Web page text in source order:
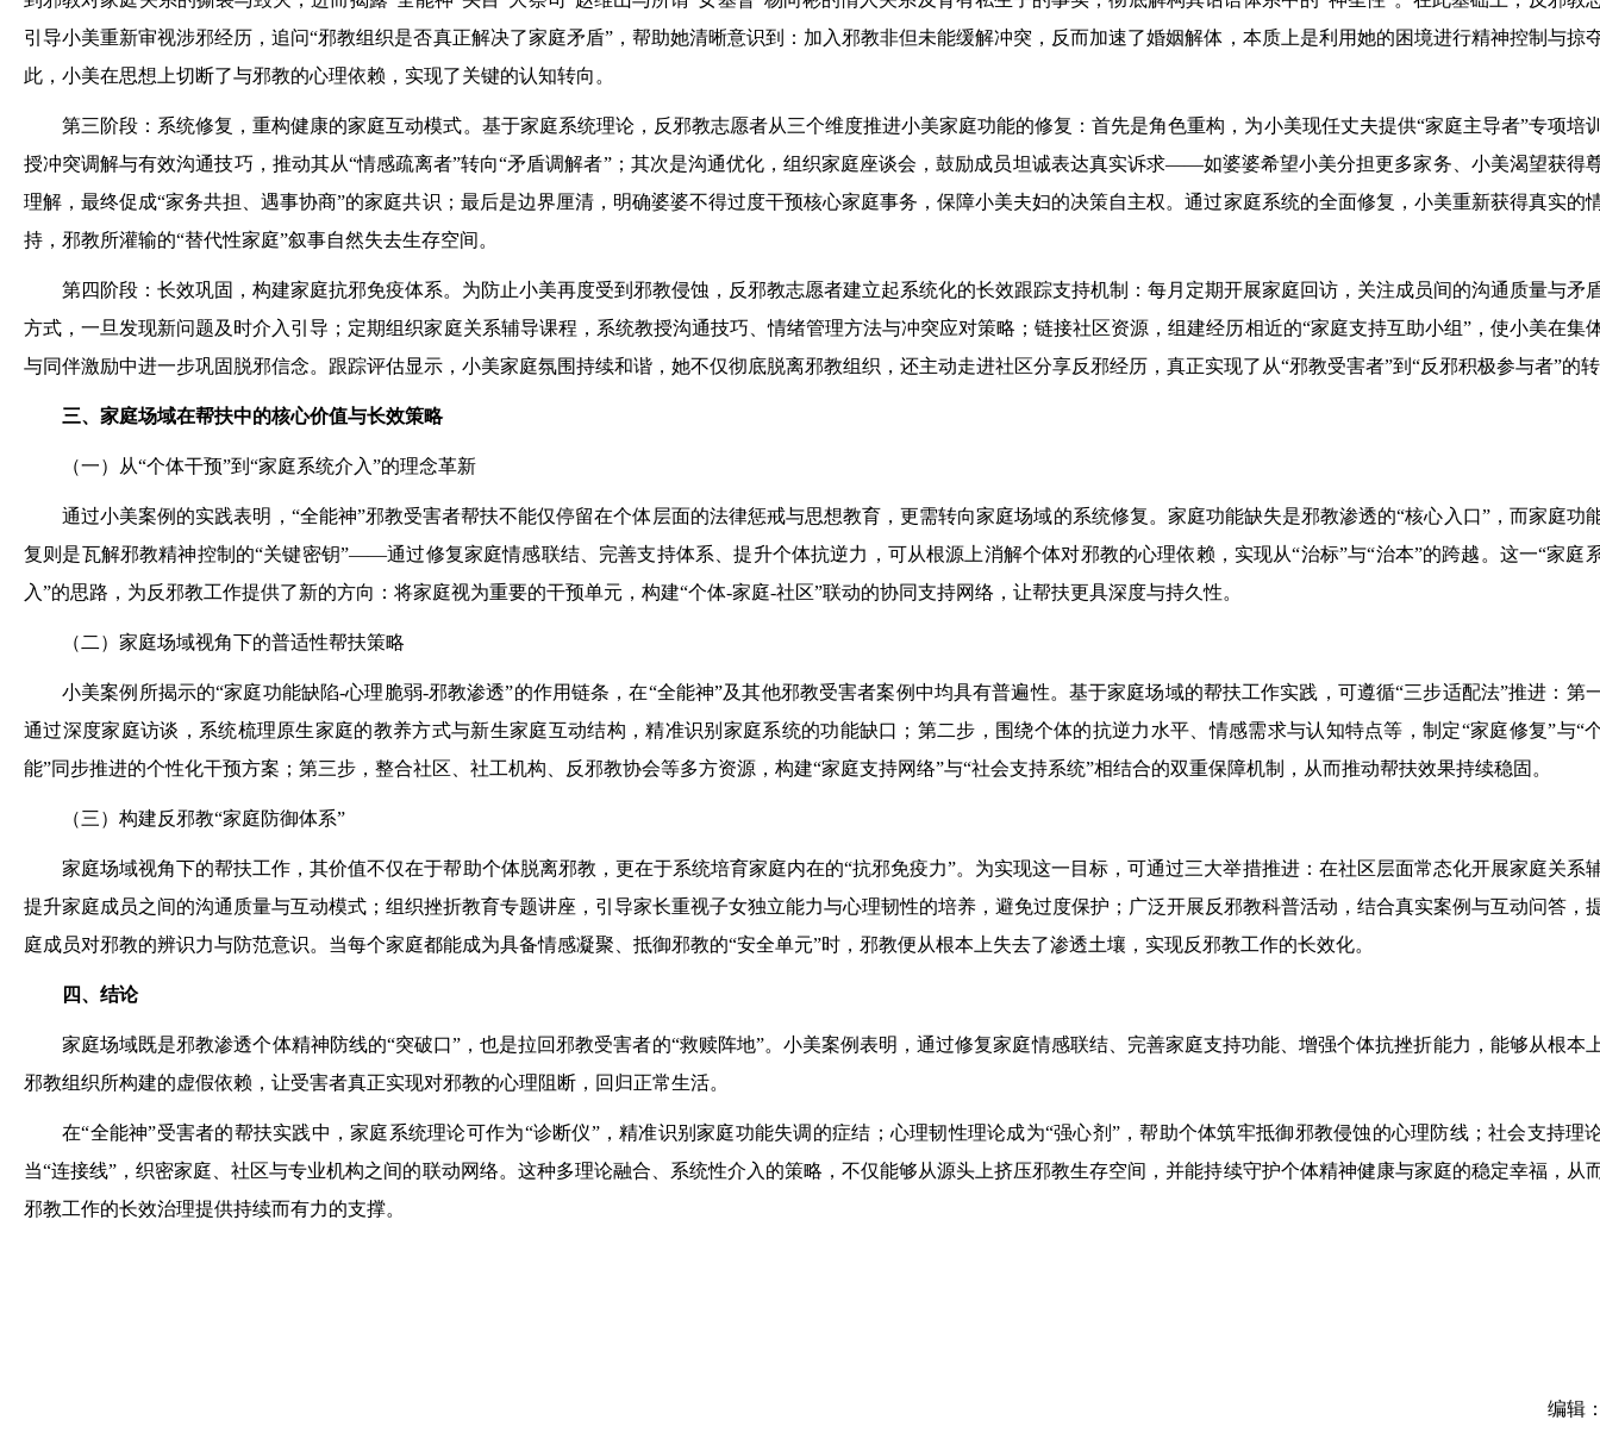
引导小美重新审视涉邪经历，追问“邪教组织是否真正解决了家庭矛盾”，帮助她清晰意识到：加入邪教非但未能缓解冲突，反而加速了婚姻解体，本质上是利用她的困境进行精神控制与掠
此，小美在思想上切断了与邪教的心理依赖，实现了关键的认知转向。
第三阶段：系统修复，重构健康的家庭互动模式。基于家庭系统理论，反邪教志愿者从三个维度推进小美家庭功能的修复：首先是角色重构，为小美现任丈夫提供“家庭主导者”专项培
授冲突调解与有效沟通技巧，推动其从“情感疏离者”转向“矛盾调解者”；其次是沟通优化，组织家庭座谈会，鼓励成员坦诚表达真实诉求——如婆婆希望小美分担更多家务、小美渴望获得
理解，最终促成“家务共担、遇事协商”的家庭共识；最后是边界厘清，明确婆婆不得过度干预核心家庭事务，保障小美夫妇的决策自主权。通过家庭系统的全面修复，小美重新获得真实的
持，邪教所灌输的“替代性家庭”叙事自然失去生存空间。
第四阶段：长效巩固，构建家庭抗邪免疫体系。为防止小美再度受到邪教侵蚀，反邪教志愿者建立起系统化的长效跟踪支持机制：每月定期开展家庭回访，关注成员间的沟通质量与矛
方式，一旦发现新问题及时介入引导；定期组织家庭关系辅导课程，系统教授沟通技巧、情绪管理方法与冲突应对策略；链接社区资源，组建经历相近的“家庭支持互助小组”，使小美在集
与同伴激励中进一步巩固脱邪信念。跟踪评估显示，小美家庭氛围持续和谐，她不仅彻底脱离邪教组织，还主动走进社区分享反邪经历，真正实现了从“邪教受害者”到“反邪积极参与者”的
三、家庭场域在帮扶中的核心价值与长效策略
（一）从“个体干预”到“家庭系统介入”的理念革新
通过小美案例的实践表明，“全能神”邪教受害者帮扶不能仅停留在个体层面的法律惩戒与思想教育，更需转向家庭场域的系统修复。家庭功能缺失是邪教渗透的“核心入口”，而家庭功
复则是瓦解邪教精神控制的“关键密钥”——通过修复家庭情感联结、完善支持体系、提升个体抗逆力，可从根源上消解个体对邪教的心理依赖，实现从“治标”与“治本”的跨越。这一“家庭
入”的思路，为反邪教工作提供了新的方向：将家庭视为重要的干预单元，构建“个体-家庭-社区”联动的协同支持网络，让帮扶更具深度与持久性。
（二）家庭场域视角下的普适性帮扶策略
小美案例所揭示的“家庭功能缺陷-心理脆弱-邪教渗透”的作用链条，在“全能神”及其他邪教受害者案例中均具有普遍性。基于家庭场域的帮扶工作实践，可遵循“三步适配法”推进：第
通过深度家庭访谈，系统梳理原生家庭的教养方式与新生家庭互动结构，精准识别家庭系统的功能缺口；第二步，围绕个体的抗逆力水平、情感需求与认知特点等，制定“家庭修复”与“
能”同步推进的个性化干预方案；第三步，整合社区、社工机构、反邪教协会等多方资源，构建“家庭支持网络”与“社会支持系统”相结合的双重保障机制，从而推动帮扶效果持续稳固。
（三）构建反邪教“家庭防御体系”
家庭场域视角下的帮扶工作，其价值不仅在于帮助个体脱离邪教，更在于系统培育家庭内在的“抗邪免疫力”。为实现这一目标，可通过三大举措推进：在社区层面常态化开展家庭关系
提升家庭成员之间的沟通质量与互动模式；组织挫折教育专题讲座，引导家长重视子女独立能力与心理韧性的培养，避免过度保护；广泛开展反邪教科普活动，结合真实案例与互动问答，
庭成员对邪教的辨识力与防范意识。当每个家庭都能成为具备情感凝聚、抵御邪教的“安全单元”时，邪教便从根本上失去了渗透土壤，实现反邪教工作的长效化。
四、结论
家庭场域既是邪教渗透个体精神防线的“突破口”，也是拉回邪教受害者的“救赎阵地”。小美案例表明，通过修复家庭情感联结、完善家庭支持功能、增强个体抗挫折能力，能够从根本
邪教组织所构建的虚假依赖，让受害者真正实现对邪教的心理阻断，回归正常生活。
在“全能神”受害者的帮扶实践中，家庭系统理论可作为“诊断仪”，精准识别家庭功能失调的症结；心理韧性理论成为“强心剂”，帮助个体筑牢抵御邪教侵蚀的心理防线；社会支持理
当“连接线”，织密家庭、社区与专业机构之间的联动网络。这种多理论融合、系统性介入的策略，不仅能够从源头上挤压邪教生存空间，并能持续守护个体精神健康与家庭的稳定幸福，从
邪教工作的长效治理提供持续而有力的支撑。
编辑